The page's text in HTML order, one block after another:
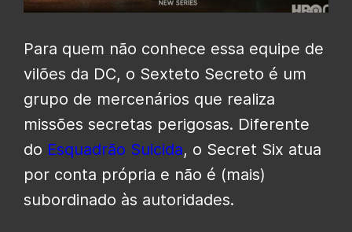
Para quem não conhece essa equipe de
vilões da DC, o Sexteto Secreto é um
grupo de mercenários que realiza
missões secretas perigosas. Diferente
do Esquadrão Suicida, o Secret Six atua
por conta própria e não é (mais)
subordinado às autoridades.